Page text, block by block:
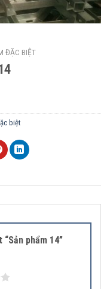
ĐẶC BIỆT
biệt
phẩm 14”